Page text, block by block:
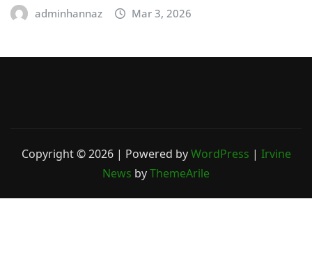
adminhannaz Mar 3, 2026
Copyright © 2026 | Powered byWordPress | Irvine
News byThemeArile